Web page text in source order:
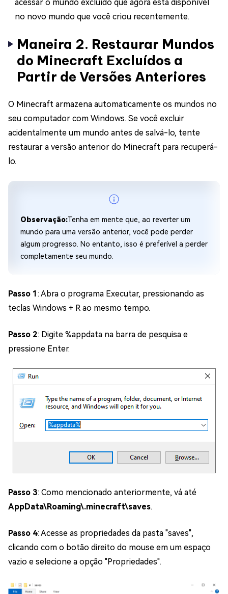
acessar o mundo excluído que agora está disponível
no novo mundo que você criou recentemente.
Maneira 2. Restaurar Mundos
do Minecraft Excluídos a
Partir de Versões Anteriores
O Minecraft armazena automaticamente os mundos no
seu computador com Windows. Se você excluir
acidentalmente um mundo antes de salvá-lo, tente
restaurar a versão anterior do Minecraft para recuperá-
lo.
Observação:Tenha em mente que, ao reverter um
mundo para uma versão anterior, você pode perder
algum progresso. No entanto, isso é preferível a perder
completamente seu mundo.
Passo 1: Abra o programa Executar, pressionando as
teclas Windows + R ao mesmo tempo.
Passo 2: Digite %appdata na barra de pesquisa e
pressione Enter.
Passo 3: Como mencionado anteriormente, vá até
AppData\Roaming\.minecraft\saves.
Passo 4: Acesse as propriedades da pasta "saves",
clicando com o botão direito do mouse em um espaço
vazio e selecione a opção "Propriedades".